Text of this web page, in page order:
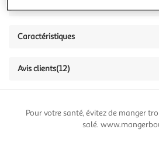
Caractéristiques
Avis clients(12)
Pour votre santé, évitez de manger
salé.